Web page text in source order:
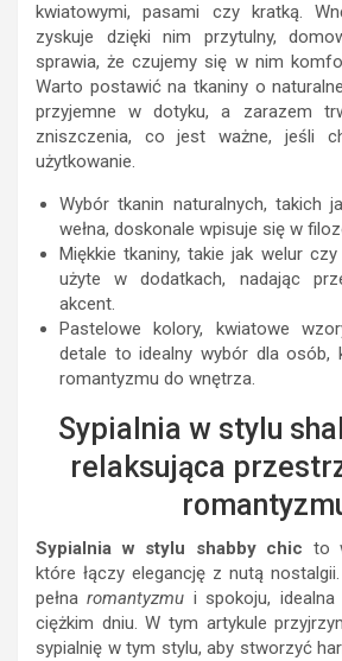
kwiatowymi, pasami czy kratką.
zyskuje dzięki nim przytulny,
sprawia, że czujemy się w nim
Warto postawić na tkaniny o
przyjemne w dotyku, a zarazem
zniszczenia, co jest ważne, jeśli
użytkowanie.
Wybór tkanin naturalnych, takich
wełna, doskonale wpisuje się w
Miękkie tkaniny, takie jak welur
użyte w dodatkach, nadając
akcent.
Pastelowe kolory, kwiatowe
detale to idealny wybór dla osób,
romantyzmu do wnętrza.
Sypialnia w stylu
relaksująca
Sypialnia w stylu shabby chic to
które łączy elegancję z nutą
pełnaromantyzmu i spokoju,
ciężkim dniu. W tym artykule
sypialnię w tym stylu, aby stworzyć